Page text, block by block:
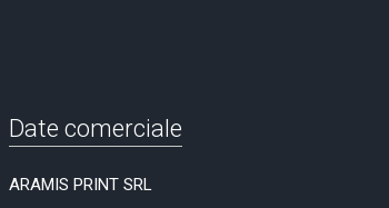
Date comerciale
ARAMIS PRINT SRL